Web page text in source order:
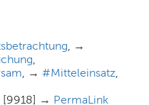
, →
, → #Mitteleinsatz
[9918] → PermaLink